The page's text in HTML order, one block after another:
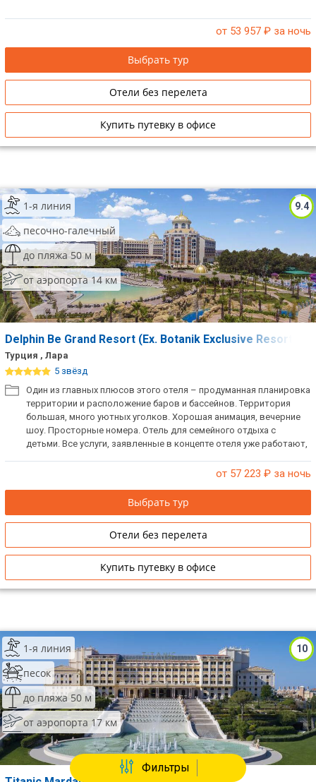
от 53 957 ₽ за ночь
Выбрать тур
Отели без перелета
Купить путевку в офисе
9.4
1-я линия
песочно-галечный
до пляжа 50 м
от аэропорта 14 км
Delphin Be Grand Resort (Ex. Botanik Exclusive Resort
Турция , Лара
5 звёзд
Один из главных плюсов этого отеля – продуманная планировка
территории и расположение баров и бассейнов. Территория
большая, много уютных уголков. Хорошая анимация, вечерние
шоу. Просторные номера. Отель для семейного отдыха с
детьми. Все услуги, заявленные в концепте отеля уже работают,
от 57 223 ₽ за ночь
Выбрать тур
Отели без перелета
Купить путевку в офисе
10
1-я линия
песок
до пляжа 50 м
от аэропорта 17 км
Фильтры